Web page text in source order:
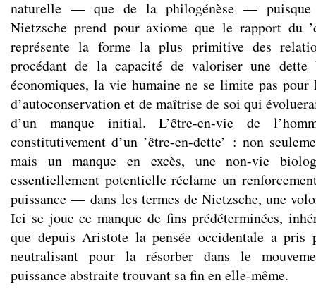
naturelle — que de la philogénèse — puisque
Nietzsche prend pour axiome que le rapport du
représente la forme la plus primitive des
procédant de la capacité de valoriser une dette
économiques, la vie humaine ne se limite pas pour
d’autoconservation et de maîtrise de soi qui
d’un manque initial. L’être-en-vie de
constitutivement d’un ’être-en-dette’ : non
mais un manque en excès, une non-vie
essentiellement potentielle réclame un
puissance — dans les termes de Nietzsche, une
Ici se joue ce manque de fins prédéterminées,
que depuis Aristote la pensée occidentale a
neutralisant pour la résorber dans le
puissance abstraite trouvant sa fin en elle-même.